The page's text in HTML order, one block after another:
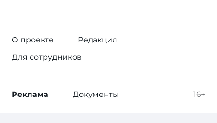
О проекте
Редакция
Для сотрудников
16+
Реклама Документы